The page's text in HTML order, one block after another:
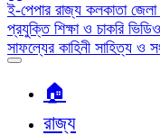
ই-পেপার রাজ্য কলকাতা জেলা
প্রযুক্তি শিক্ষা ও চাকরি ভিডিও
সাফল্যের কাহিনী সাহিত্য ও
🏠︎
রাজ্য